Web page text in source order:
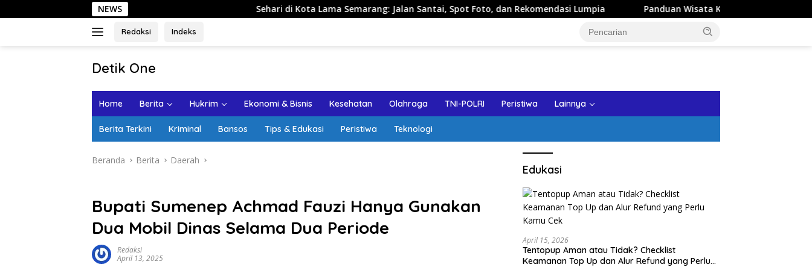
ke
NEWS Sehari di Kota Lama Semarang: Jalan Santai, Spot Foto, dan Rekomendasi Lumpia Panduan Wisata Keluarga ke Kota Batu: Itinerary Seharian
Redaksi Indeks
Detik One
Ungkap
Home Berita Hukrim Ekonomi & Bisnis Kesehatan Olahraga TNI-POLRI Peristiwa Lainnya
Berita Terkini Kriminal Bansos Tips & Edukasi Peristiwa Teknologi
Beranda Berita Daerah
Bupati Sumenep Achmad Fauzi Hanya Gunakan
Dua Mobil Dinas Selama Dua Periode
Redaksi
April 13, 2025
Edukasi
April 15, 2026
Tentopup Aman atau Tidak? Checklist
Keamanan Top Up dan Alur Refund yang Perlu